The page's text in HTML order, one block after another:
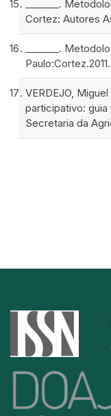
_______.
Cortez: Autores
_______.
Paulo:Cortez.2011.
VERDEJO,
participativo: guia
Secretaria da